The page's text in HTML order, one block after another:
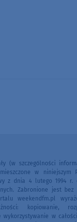
(w szczególności
w niniejszym
z dnia 4 lutego 1994
Zabronione jest bez
weekendfm.pl
kopiowanie,
wykorzystywanie w